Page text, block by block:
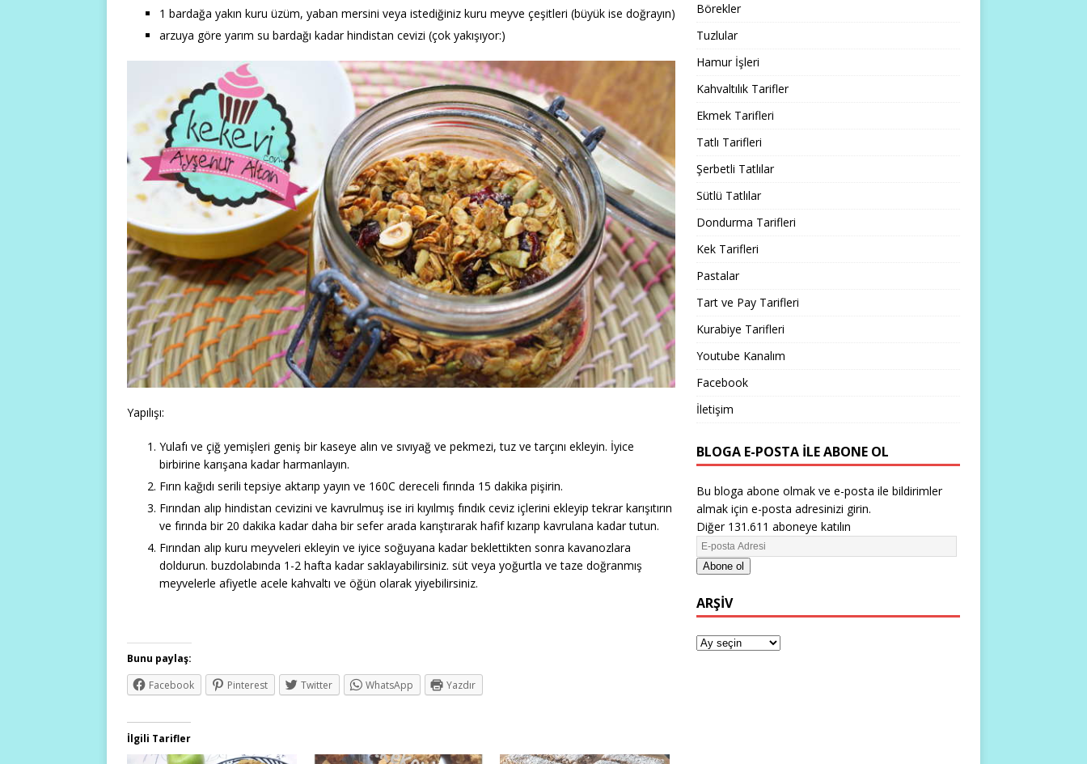
1 bardağa yakın kuru üzüm, yaban mersini veya istediğiniz kuru meyve çeşitleri (büyük ise doğrayın)
arzuya göre yarım su bardağı kadar hindistan cevizi (çok yakışıyor:)
Yapılışı:
Yulafı ve çiğ yemişleri geniş bir kaseye alın ve sıvıyağ ve pekmezi, tuz ve tarçını ekleyin. İyice
birbirine karışana kadar harmanlayın.
Fırın kağıdı serili tepsiye aktarıp yayın ve 160C dereceli fırında 15 dakika pişirin.
Fırından alıp hindistan cevizini ve kavrulmuş ise iri kıyılmış fındık ceviz içlerini ekleyip tekrar karışıtırın
ve fırında bir 20 dakika kadar daha bir sefer arada karıştırarak hafif kızarıp kavrulana kadar tutun.
Fırından alıp kuru meyveleri ekleyin ve iyice soğuyana kadar beklettikten sonra kavanozlara
doldurun. buzdolabında 1-2 hafta kadar saklayabilirsiniz. süt veya yoğurtla ve taze doğranmış
meyvelerle afiyetle acele kahvaltı ve öğün olarak yiyebilirsiniz.
Bunu paylaş:
Facebook
Pinterest Twitter WhatsApp Yazdır
İlgili Tarifler
Börekler
Tuzlular
Hamur İşleri
Kahvaltılık Tarifler
Ekmek Tarifleri
Tatlı Tarifleri
Şerbetli Tatlılar
Sütlü Tatlılar
Dondurma Tarifleri
Kek Tarifleri
Pastalar
Tart ve Pay Tarifleri
Kurabiye Tarifleri
Youtube Kanalım
Facebook
İletişim
BLOGA E-POSTA ILE ABONE OL
Bu bloga abone olmak ve e-posta ile bildirimler
almak için e-posta adresinizi girin.
Diğer 131.611 aboneye katılın
Abone ol
ARŞIV